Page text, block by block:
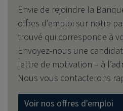
Envie de rejoindre la
offres d'emploi sur notre
trouvé qui corresponde à
Envoyez-nous une
lettre de motivation – à
Nous vous contacterons
Voir nos offres d'emploi